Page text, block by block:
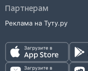
Партнерам
Реклама на Туту.ру